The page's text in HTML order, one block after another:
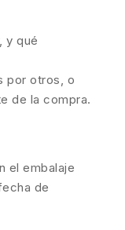
y qué
por otros, o
de la compra.
el embalaje
de